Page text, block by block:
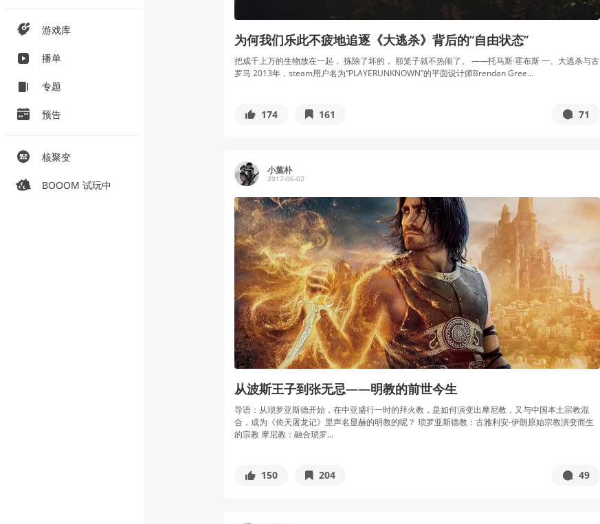
游戏库
播单
专题
预告
核聚变
BOOOM 试玩中
为何我们乐此不疲地追逐《大逃杀》背后的“自由状态”
把成千上万的生物放在一起， 拣除了坏的， 那笼子就不热闹了。 ——托马斯·霍布斯 一、大逃杀与古
罗马 2013年，steam用户名为“PLAYERUNKNOWN”的平面设计师Brendan Gree...
174 161 71
小葉朴
2017-06-02
从波斯王子到张无忌——明教的前世今生
导语：从琐罗亚斯德开始，在中亚盛行一时的拜火教，是如何演变出摩尼教，又与中国本土宗教混
合，成为《倚天屠龙记》里声名显赫的明教的呢？ 琐罗亚斯德教：古雅利安-伊朗原始宗教演变而生
的宗教 摩尼教：融合琐罗...
150 204 49